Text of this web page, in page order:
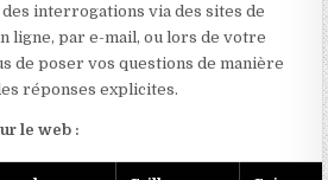
interrogations via des sites de
ligne, par e-mail, ou lors de votre
de poser vos questions de manière
réponses explicites.
le web :